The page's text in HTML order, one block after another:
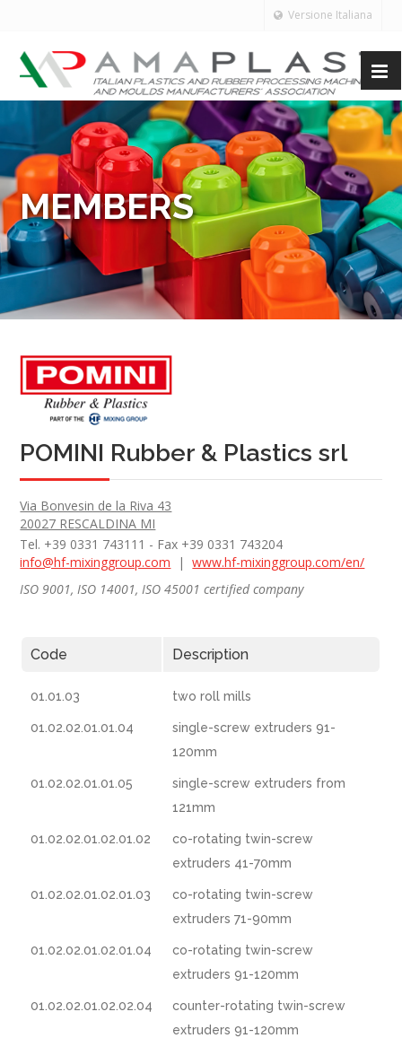
Versione Italiana
MEMBERS
POMINI Rubber & Plastics srl
Via Bonvesin de la Riva 43
20027 RESCALDINA MI
Tel. +39 0331 743111 - Fax +39 0331 743204
info@hf-mixinggroup.com |www.hf-mixinggroup.com/en/
ISO 9001, ISO 14001, ISO 45001 certified company
Code Description
01.01.03 two roll mills
01.02.02.01.01.04
single-screw extruders 91-
120mm
01.02.02.01.01.05
single-screw extruders from
121mm
01.02.02.01.02.01.02
co-rotating twin-screw
extruders 41-70mm
01.02.02.01.02.01.03
co-rotating twin-screw
extruders 71-90mm
01.02.02.01.02.01.04
co-rotating twin-screw
extruders 91-120mm
01.02.02.01.02.02.04
counter-rotating twin-screw
extruders 91-120mm